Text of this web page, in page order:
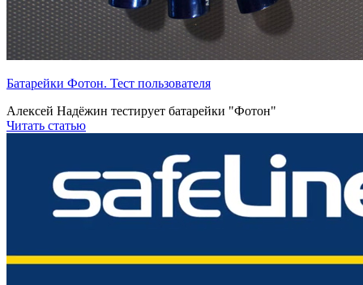
Батарейки Фотон. Тест пользователя
Алексей Надёжин тестирует батарейки "Фотон"
Читать статью